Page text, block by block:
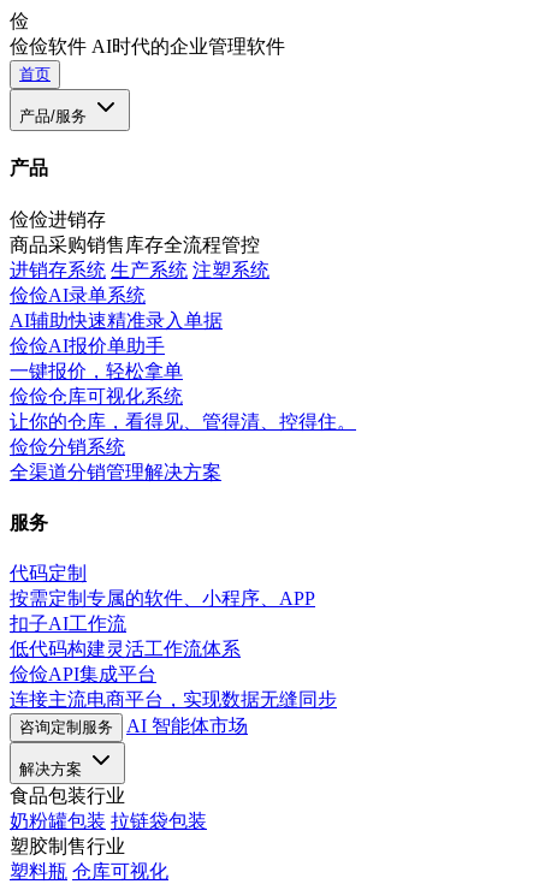
俭
俭俭软件 AI时代的企业管理软件
首页
产品/服务
产品
俭俭进销存
商品采购销售库存全流程管控
进销存系统 生产系统 注塑系统
俭俭AI录单系统
AI辅助快速精准录入单据
俭俭AI报价单助手
一键报价，轻松拿单
俭俭仓库可视化系统
让你的仓库，看得见、管得清、控得住。
俭俭分销系统
全渠道分销管理解决方案
服务
代码定制
按需定制专属的软件、小程序、APP
扣子AI工作流
低代码构建灵活工作流体系
俭俭API集成平台
连接主流电商平台，实现数据无缝同步
咨询定制服务 AI 智能体市场
解决方案
食品包装行业
奶粉罐包装 拉链袋包装
塑胶制售行业
塑料瓶 仓库可视化